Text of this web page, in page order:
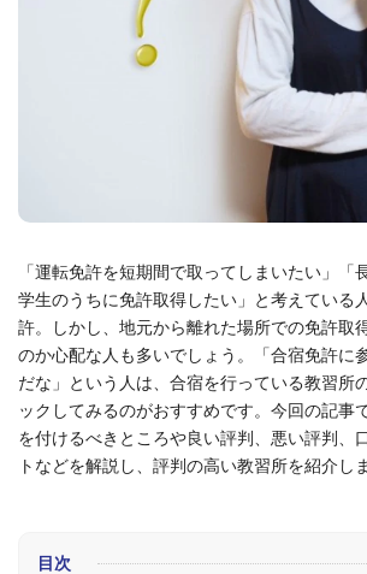
「運転免許を短期間で取ってしまいたい」「
学生のうちに免許取得したい」と考えている
許。しかし、地元から離れた場所での免許取
のか心配な人も多いでしょう。「合宿免許に
だな」という人は、合宿を行っている教習所
ックしてみるのがおすすめです。今回の記事
を付けるべきところや良い評判、悪い評判、
トなどを解説し、評判の高い教習所を紹介し
目次